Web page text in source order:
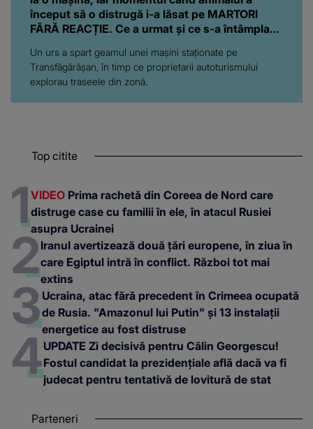
început să o distrugă i-a lăsat pe MARTORI
FĂRĂ REACȚIE. Ce a urmat și ce s-a întâmplat
Un urs a spart geamul unei mașini staționate pe
Transfăgărășan, în timp ce proprietarii autoturismului
explorau traseele din zonă.
Top citite
VIDEO Prima rachetă din Coreea de Nord care
distruge case cu familii în ele, în atacul Rusiei
asupra Ucrainei
Iranul avertizează două țări europene, în ziua în
care Egiptul intră în conflict. Război tot mai
extins
Ucraina, atac fără precedent în Crimeea ocupată
de Rusia. "Amazonul lui Putin" și 13 instalații
energetice au fost distruse
UPDATE Zi decisivă pentru Călin Georgescu!
Fostul candidat la prezidențiale află dacă va fi
judecat pentru tentativă de lovitură de stat
Parteneri